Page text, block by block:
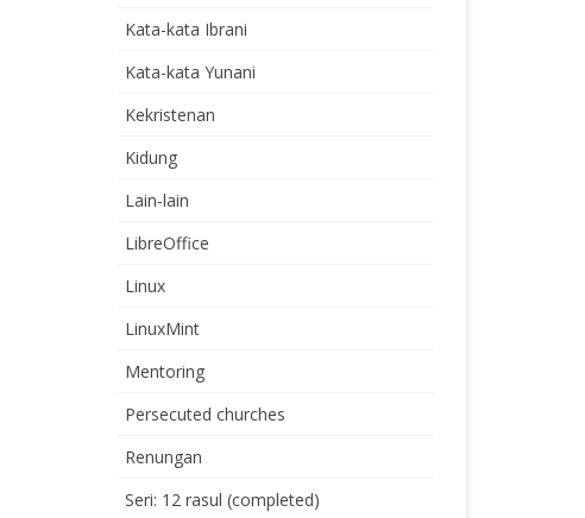
Kata-kata Ibrani
Kata-kata Yunani
Kekristenan
Kidung
Lain-lain
LibreOffice
Linux
LinuxMint
Mentoring
Persecuted churches
Renungan
Seri: 12 rasul (completed)